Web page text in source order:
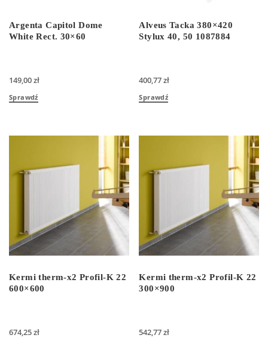
Argenta Capitol Dome
White Rect. 30×60
149,00zł
Sprawdź
Alveus Tacka 380×420
Stylux 40, 50 1087884
400,77zł
Sprawdź
Kermi therm-x2 Profil-K 22
600×600
674,25zł
Kermi therm-x2 Profil-K 22
300×900
542,77zł